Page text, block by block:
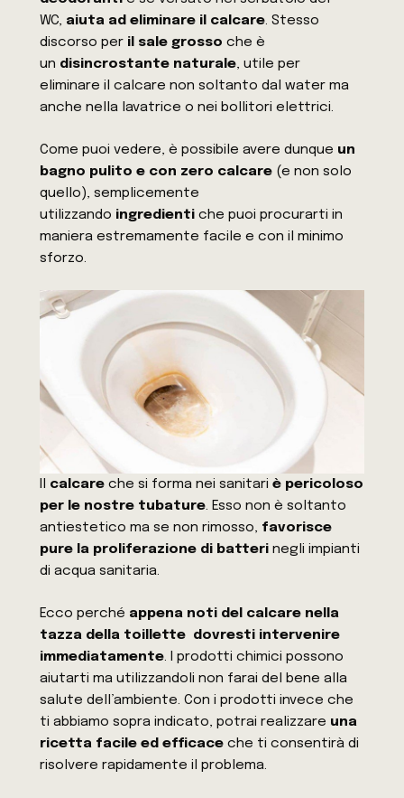
WC, aiuta ad eliminare il calcare. Stesso
discorso per il sale grosso che è
un disincrostante naturale, utile per
eliminare il calcare non soltanto dal water ma
anche nella lavatrice o nei bollitori elettrici.
Come puoi vedere, è possibile avere dunque un
bagno pulito e con zero calcare (e non solo
quello), semplicemente
utilizzando ingredienti che puoi procurarti in
maniera estremamente facile e con il minimo
sforzo.
Il calcare che si forma nei sanitari è pericoloso
per le nostre tubature. Esso non è soltanto
antiestetico ma se non rimosso, favorisce
pure la proliferazione di batteri negli impianti
di acqua sanitaria.
Ecco perché appena noti del calcare nella
tazza della toillette dovresti intervenire
immediatamente. I prodotti chimici possono
aiutarti ma utilizzandoli non farai del bene alla
salute dell’ambiente. Con i prodotti invece che
ti abbiamo sopra indicato, potrai realizzare una
ricetta facile ed efficace che ti consentirà di
risolvere rapidamente il problema.